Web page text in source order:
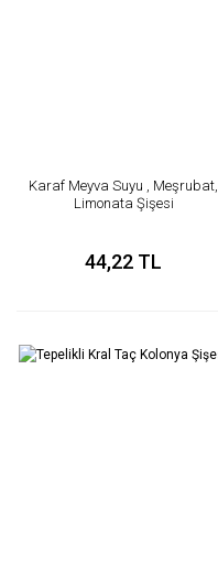
Karaf Meyva Suyu , Meşrubat,
Limonata Şişesi
44,22 TL